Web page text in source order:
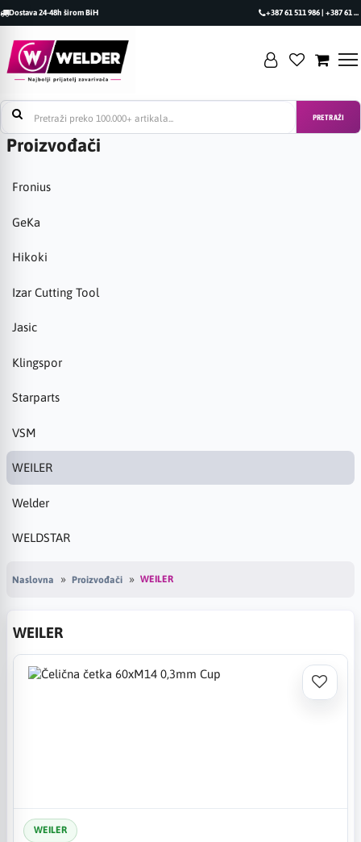
Dostava 24-48h širom BiH +387 61 511 986 | +387 61 493 470
PRETRAŽI
Proizvođači
Fronius
GeKa
Hikoki
Izar Cutting Tool
Jasic
Klingspor
Starparts
VSM
WEILER
Welder
WELDSTAR
Naslovna Proizvođači WEILER
WEILER
WEILER